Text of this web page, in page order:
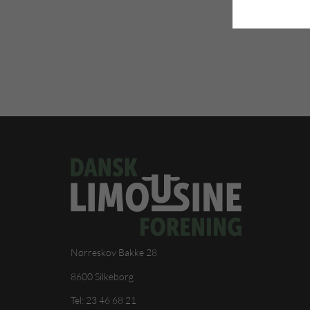
Nørreskov Bakke 28
8600 Silkeborg
Tel: 23 46 68 21